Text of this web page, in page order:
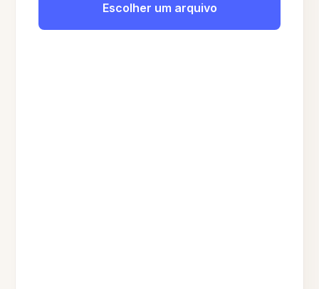
Escolher um arquivo